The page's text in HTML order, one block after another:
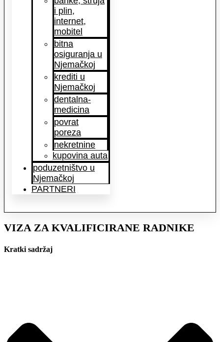
i plin,
internet,
mobitel
bitna
osiguranja u
Njemačkoj
krediti u
Njemačkoj
dentalna-
medicina
povrat
poreza
nekretnine
kupovina auta
poduzetništvo u
Njemačkoj
PARTNERI
VIZA ZA KVALIFICIRANE RADNIKE
Kratki sadržaj